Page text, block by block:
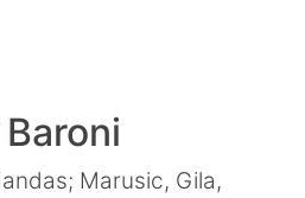
Marusic, Gila,